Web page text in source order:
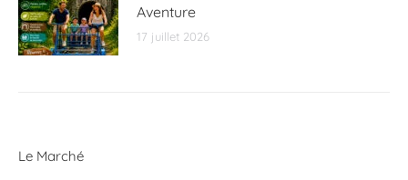
Aventure
17 juillet 2026
Le Marché